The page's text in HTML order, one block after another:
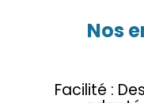
Nos
Facilité :